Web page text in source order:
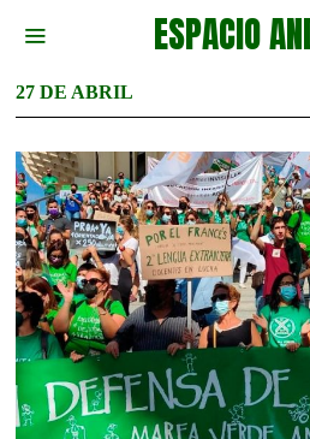
ESPACIO
27 DE ABRIL